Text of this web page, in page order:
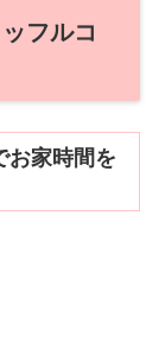
フルコ
家時間を